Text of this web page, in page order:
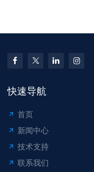
快速导航
首页
新闻中心
技术支持
联系我们